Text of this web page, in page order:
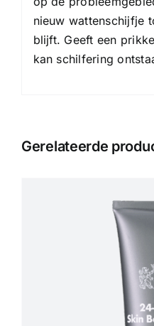
nieuw wattenschijfje
blijft. Geeft een
kan schilfering
Gerelateerde